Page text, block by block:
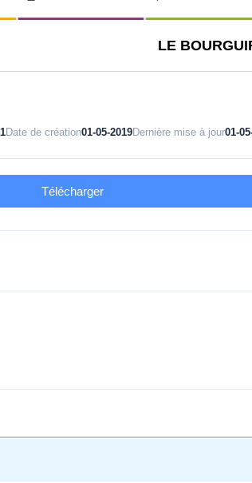
LE
1Date de création01-05-2019Dernière mise à jour01-
Télécharger